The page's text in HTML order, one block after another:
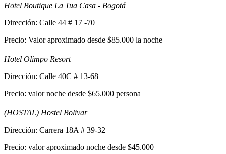
Hotel Boutique La Tua Casa - Bogotá
Dirección: Calle 44 # 17 -70
Precio: Valor aproximado desde $85.000 la noche
Hotel Olimpo Resort
Dirección: Calle 40C # 13-68
Precio: valor noche desde $65.000 persona
(HOSTAL) Hostel Bolivar
Dirección: Carrera 18A # 39-32
Precio: valor aproximado noche desde $45.000